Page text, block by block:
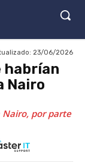
23/06/2026
habrían
Nairo
por parte